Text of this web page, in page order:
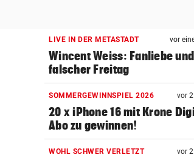
LIVE IN DER METASTADT vor
Wincent Weiss: Fanliebe
falscher Freitag
SOMMERGEWINNSPIEL 2026 vor
20 x iPhone 16 mit Krone
Abo zu gewinnen!
WOHL SCHWER VERLETZT vor